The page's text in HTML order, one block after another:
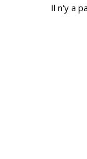
Il n'y a